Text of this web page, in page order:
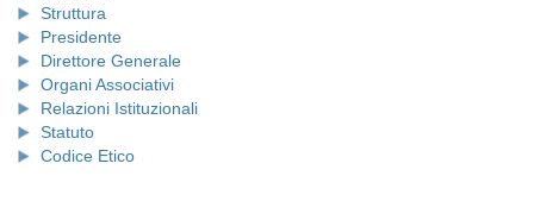
Struttura
Presidente
Direttore Generale
Organi Associativi
Relazioni Istituzionali
Statuto
Codice Etico